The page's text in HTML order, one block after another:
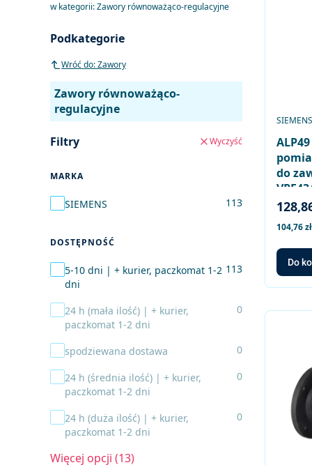
w kategorii: Zawory równoważąco-regulacyjne
Podkategorie
Wróć do: Zawory
Zawory równoważąco-
regulacyjne
Filtry Wyczyść
MARKA
Marka
SIEMENS 113
DOSTĘPNOŚĆ
Dostępność
5-10 dni | + kurier, paczkomat 1-2
dni
113
24 h (mała ilość) | + kurier,
paczkomat 1-2 dni
0
spodziewana dostawa 0
24 h (średnia ilość) | + kurier,
paczkomat 1-2 dni
0
24 h (duża ilość) | + kurier,
paczkomat 1-2 dni
0
Więcej opcji (13)
do
SIEMENS
Cena
104,76 zł
Do